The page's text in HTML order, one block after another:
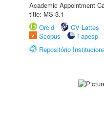
Academic Appointment
title: MS-3.1
Orcid
CV Lattes
Scopus
Fapesp
Repositório